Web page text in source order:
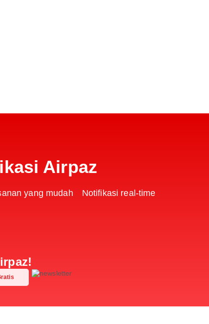
Airpaz
yang mudah Notifikasi real-time